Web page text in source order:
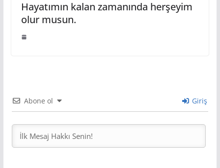
Hayatımın kalan zamanında herşeyim
olur musun.
Abone ol Giriş